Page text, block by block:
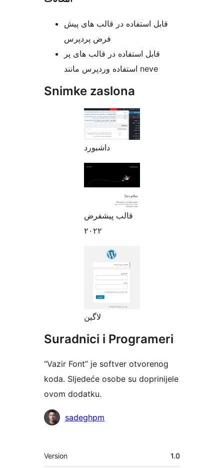
قابل استفاده در قالب های پیش
فرض پردپرس
قابل استفاده در قالب های پر
استفاده وردپرس مانند neve
Snimke zaslona
داشبورد
قالب پیشفرض
۲۰۲۲
لاگین
Suradnici i Programeri
“Vazir Font” je softver otvorenog
koda. Sljedeće osobe su doprinijele
ovom dodatku.
Suradnicisadeghpm
Meta
Version 1.0